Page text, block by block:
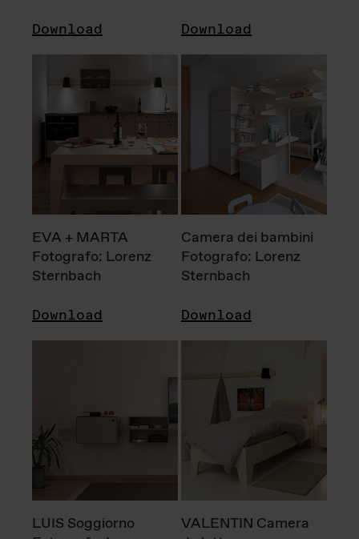
Download Download
EVA + MARTA
Fotografo: Lorenz
Sternbach
Download
Camera dei bambini
Fotografo: Lorenz
Sternbach
Download
LUIS Soggiorno
VALENTIN Camera